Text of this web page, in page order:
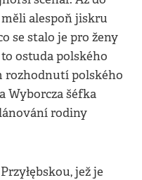
alespoň jiskru
se stalo je pro ženy
ostuda polského
rozhodnutí polského
Wyborcza šéfka
rodiny
jež je